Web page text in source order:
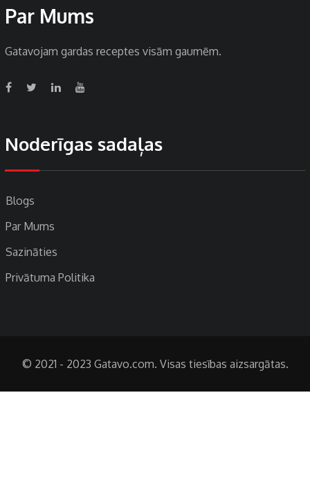
Par Mums
Gatavojam gardas receptes visām gaumēm.
Noderīgas sadaļas
Blogs
Par Mums
Sazināties
Privātuma Politika
© 2021 - 2023 Gatavo.com. Visas tiesības aizsargātas.